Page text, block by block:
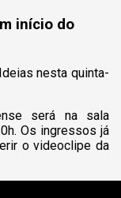
início do
nesta quinta-
será na sala
Os ingressos já
o videoclipe da